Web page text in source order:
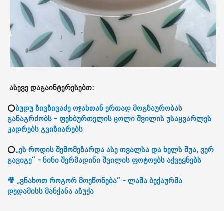
ასევე დაგაინტერესებთ:
⭕ბუდუ ზივზივაძე ოჯახთან ერთად მოგზაურობას
განაგრძობს - ფეხბურთელის ცოლი შვილის უსაყვარლეს
კადრებს გვიზიარებს
⭕„ეს როდის შემომეზარდა ასე თვალსა და ხელს შუა, ვერ
გავიგე“ - ნინი შერმადინი შვილის ფოტოებს აქვეყნებს
🎥 „ვნახოთ როგორ მოეწონება“ - ლაშა ბექაურმა
დედამისს მანქანა აჩუქა